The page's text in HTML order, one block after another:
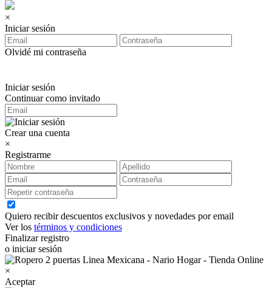
×
Iniciar sesión
Olvidé mi contraseña
Iniciar sesión
Continuar como invitado
Crear una cuenta
×
Registrarme
Quiero recibir descuentos exclusivos y novedades por email
Ver los términos y condiciones
Finalizar registro
o iniciar sesión
×
Aceptar